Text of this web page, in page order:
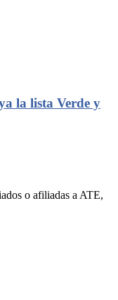
la lista Verde y
o afiliadas a ATE,